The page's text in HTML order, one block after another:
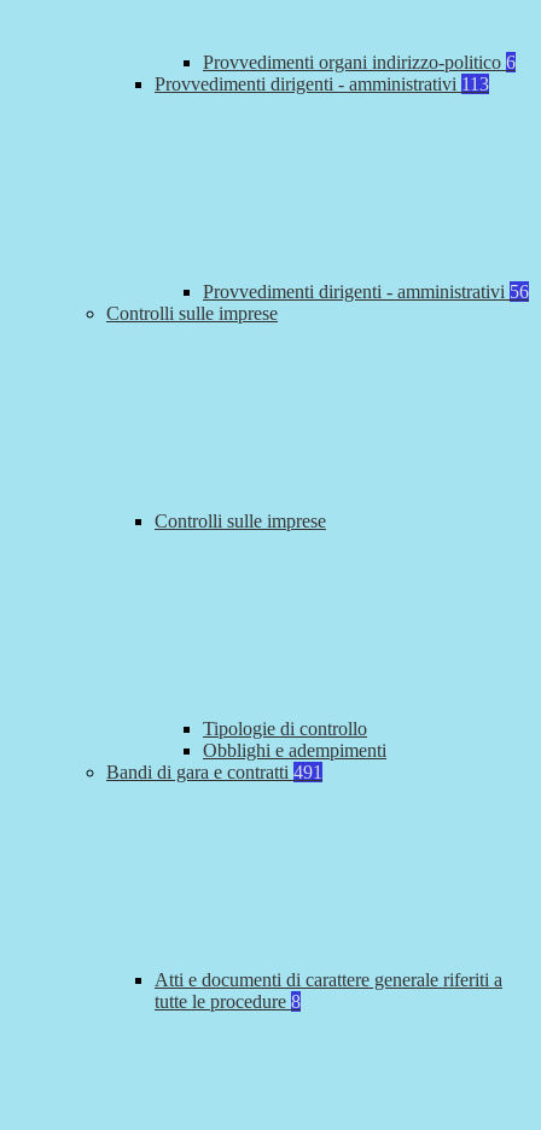
Provvedimenti organi indirizzo-politico 6
Provvedimenti dirigenti - amministrativi 113
Provvedimenti dirigenti - amministrativi 56
Controlli sulle imprese
Controlli sulle imprese
Tipologie di controllo
Obblighi e adempimenti
Bandi di gara e contratti 491
Atti e documenti di carattere generale riferiti a
tutte le procedure 8